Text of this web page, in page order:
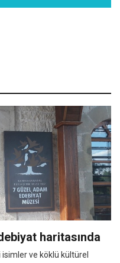
haritasında
isimler ve köklü kültürel